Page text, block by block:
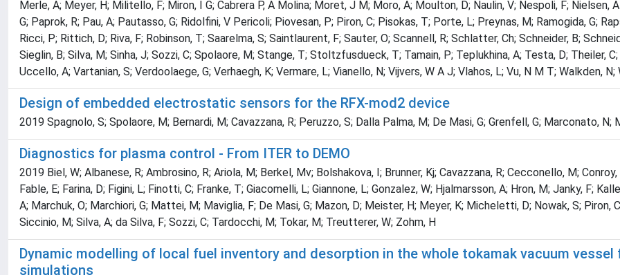
Merle, A; Meyer, H; Militello, F; Miron, I G; Cabrera P, A Molina; Moret, J M; Moro, A; Moulton, D; Naulin, V; Nespoli, F;
G; Paprok, R; Pau, A; Pautasso, G; Ridolfini, V Pericoli; Piovesan, P; Piron, C; Pisokas, T; Porte, L; Preynas, M; Ramogida, G;
Ricci, P; Rittich, D; Riva, F; Robinson, T; Saarelma, S; Saintlaurent, F; Sauter, O; Scannell, R; Schlatter, Ch; Schneider, B;
Sieglin, B; Silva, M; Sinha, J; Sozzi, C; Spolaore, M; Stange, T; Stoltzfusdueck, T; Tamain, P; Teplukhina, A; Testa, D; Theiler,
Uccello, A; Vartanian, S; Verdoolaege, G; Verhaegh, K; Vermare, L; Vianello, N; Vijvers, W A J; Vlahos, L; Vu, N M T; Walkden,
Design of embedded electrostatic sensors for the RFX-mod2 device
2019 Spagnolo, S; Spolaore, M; Bernardi, M; Cavazzana, R; Peruzzo, S; Dalla Palma, M; De Masi, G; Grenfell, G; Marconato, N;
Diagnostics for plasma control - From ITER to DEMO
2019 Biel, W; Albanese, R; Ambrosino, R; Ariola, M; Berkel, Mv; Bolshakova, I; Brunner, Kj; Cavazzana, R; Cecconello, M;
Fable, E; Farina, D; Figini, L; Finotti, C; Franke, T; Giacomelli, L; Giannone, L; Gonzalez, W; Hjalmarsson, A; Hron, M; Janky, F;
A; Marchuk, O; Marchiori, G; Mattei, M; Maviglia, F; De Masi, G; Mazon, D; Meister, H; Meyer, K; Micheletti, D; Nowak, S; Piron,
Siccinio, M; Silva, A; da Silva, F; Sozzi, C; Tardocchi, M; Tokar, M; Treutterer, W; Zohm, H
Dynamic modelling of local fuel inventory and desorption in the whole tokamak vacuum
simulations